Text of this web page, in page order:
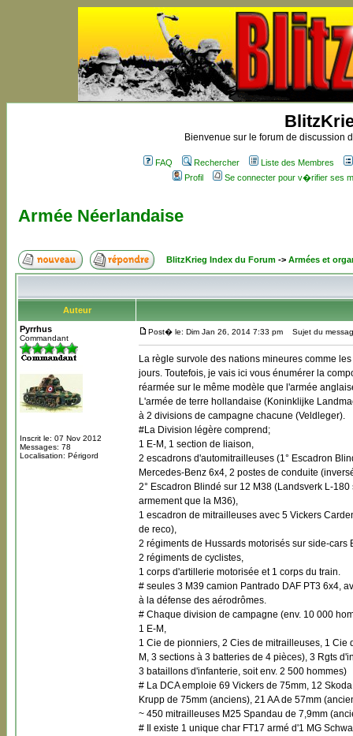
Bienvenue sur le forum de discussion
FAQ Rechercher
Liste des Membres
Profil
Se connecter pour v�rifier ses
Armée Néerlandaise
BlitzKrieg Index du Forum -> Armées et
Auteur
Pyrrhus
Commandant
Inscrit le: 07 Nov 2012
Messages: 78
Localisation: Périgord
Post� le: Dim Jan 26, 2014 7:33 pm Sujet du
La règle survole des nations mineures comme
jours. Toutefois, je vais ici vous énumérer la
réarmée sur le même modèle que l'armée
L'armée de terre hollandaise (Koninklijke
à 2 divisions de campagne chacune (Veldleger).
#La Division légère comprend;
1 E-M, 1 section de liaison,
2 escadrons d'automitrailleuses (1° Escadron
Mercedes-Benz 6x4, 2 postes de conduite
2° Escadron Blindé sur 12 M38 (Landsverk L-
armement que la M36),
1 escadron de mitrailleuses avec 5 Vickers
de reco),
2 régiments de Hussards motorisés sur side-
2 régiments de cyclistes,
1 corps d'artillerie motorisée et 1 corps du train.
# seules 3 M39 camion Pantrado DAF PT3 6x4,
à la défense des aérodrômes.
# Chaque division de campagne (env. 10 000
1 E-M,
1 Cie de pionniers, 2 Cies de mitrailleuses, 1 Cie
M, 3 sections à 3 batteries de 4 pièces), 3 Rgts
3 bataillons d'infanterie, soit env. 2 500 hommes)
# La DCA emploie 69 Vickers de 75mm, 12
Krupp de 75mm (anciens), 21 AA de 57mm
~ 450 mitrailleuses M25 Spandau de 7,9mm
# Il existe 1 unique char FT17 armé d'1 MG